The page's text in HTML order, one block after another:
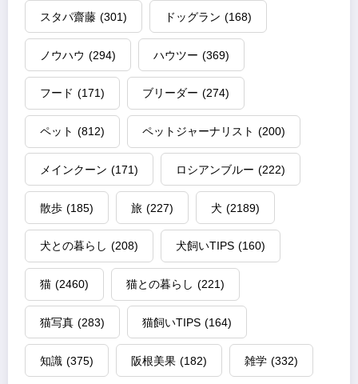
スタパ齋藤 (301) ドッグラン (168)
ノウハウ (294) ハウツー (369)
フード (171) ブリーダー (274)
ペット (812) ペットジャーナリスト (200)
メインクーン (171) ロシアンブルー (222)
散歩 (185) 旅 (227) 犬 (2189)
犬との暮らし (208) 犬飼いTIPS (160)
猫 (2460) 猫との暮らし (221)
猫写真 (283) 猫飼いTIPS (164)
知識 (375) 阪根美果 (182) 雑学 (332)